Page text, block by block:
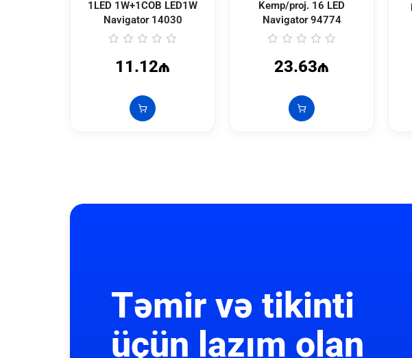
1LED 1W+1COB LED1W
Navigator 14030
11.12₼
Kemp/proj. 16 LED
Navigator94774
23.63₼
Təmir və tikinti
üçün lazım olan